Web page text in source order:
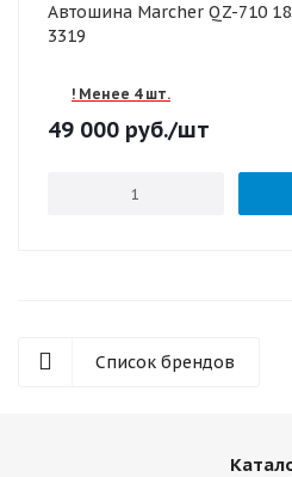
Автошина Marcher QZ-710
3319
! Менее 4 шт.
49 000 руб./шт
Список брендов